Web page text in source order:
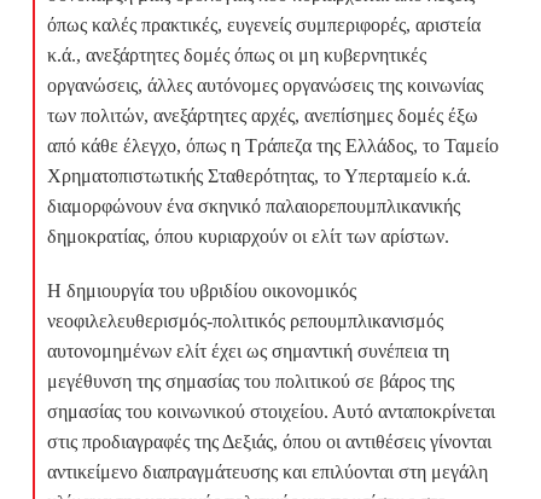
όπως καλές πρακτικές, ευγενείς συμπεριφορές, αριστεία
κ.ά., ανεξάρτητες δομές όπως οι μη κυβερνητικές
οργανώσεις, άλλες αυτόνομες οργανώσεις της κοινωνίας
των πολιτών, ανεξάρτητες αρχές, ανεπίσημες δομές έξω
από κάθε έλεγχο, όπως η Τράπεζα της Ελλάδος, το Ταμείο
Χρηματοπιστωτικής Σταθερότητας, το Υπερταμείο κ.ά.
διαμορφώνουν ένα σκηνικό παλαιορεπουμπλικανικής
δημοκρατίας, όπου κυριαρχούν οι ελίτ των αρίστων.
Η δημιουργία του υβριδίου οικονομικός
νεοφιλελευθερισμός-πολιτικός ρεπουμπλικανισμός
αυτονομημένων ελίτ έχει ως σημαντική συνέπεια τη
μεγέθυνση της σημασίας του πολιτικού σε βάρος της
σημασίας του κοινωνικού στοιχείου. Αυτό ανταποκρίνεται
στις προδιαγραφές της Δεξιάς, όπου οι αντιθέσεις γίνονται
αντικείμενο διαπραγμάτευσης και επιλύονται στη μεγάλη